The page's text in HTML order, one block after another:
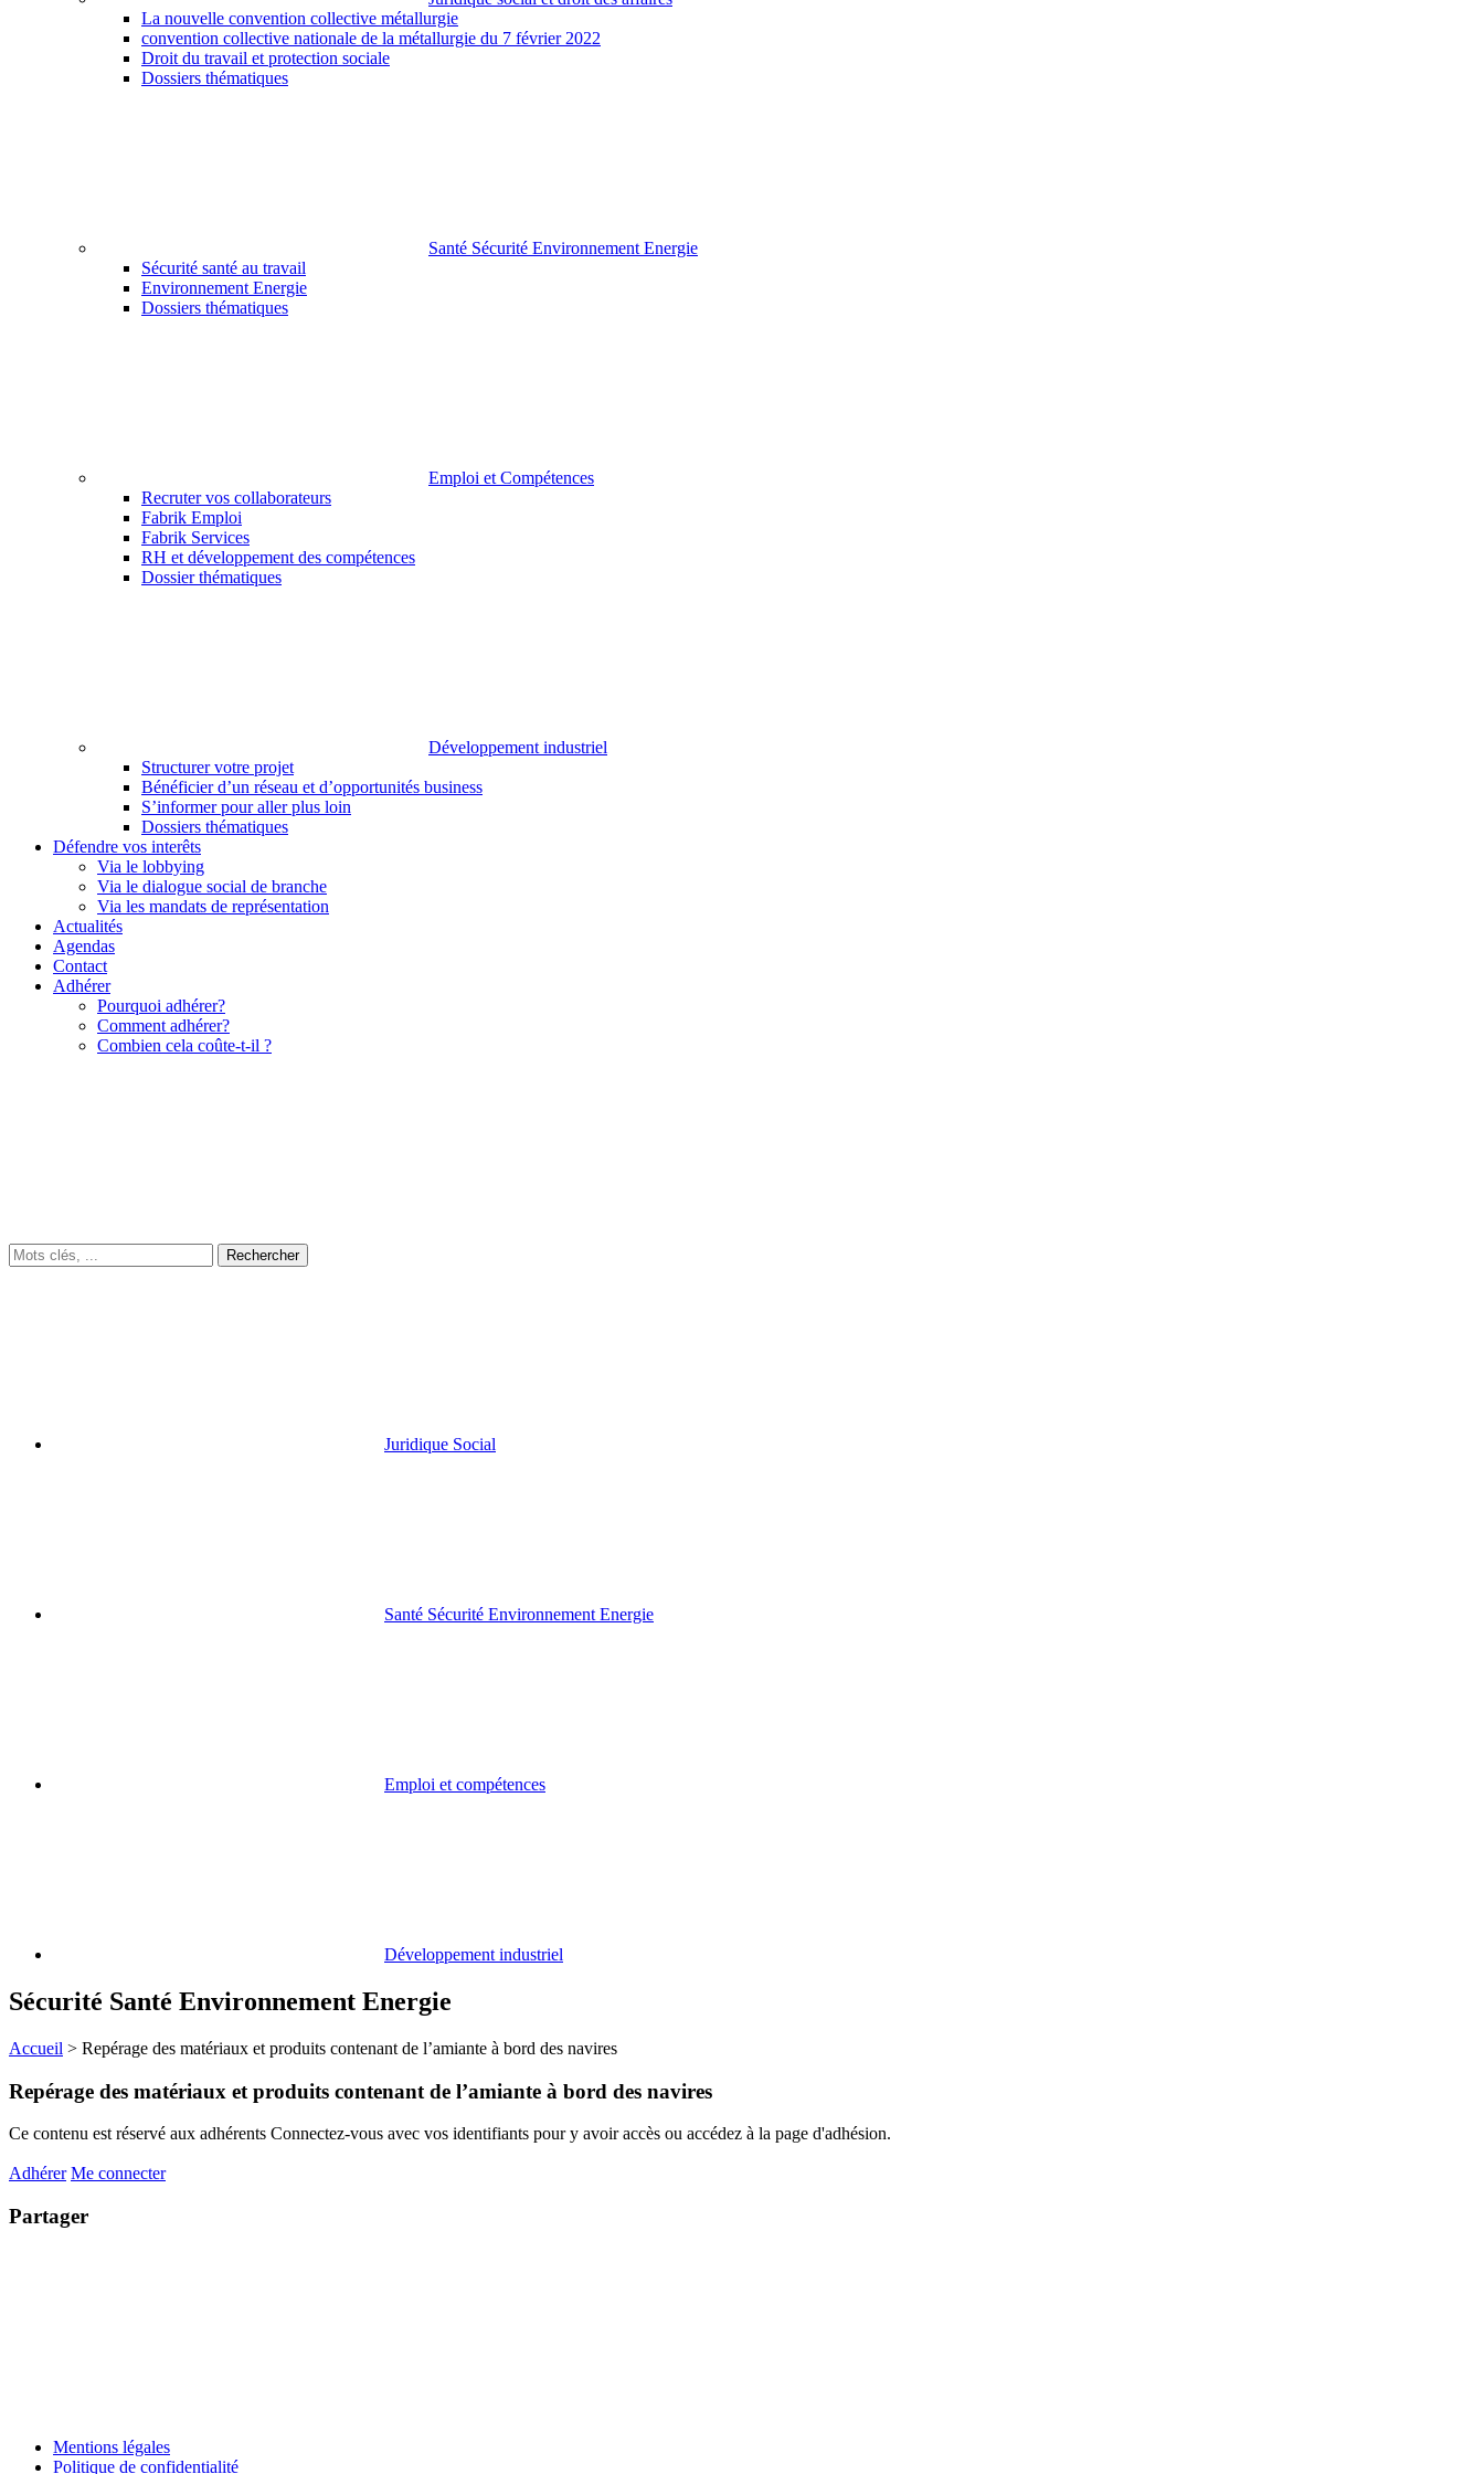
La nouvelle convention collective métallurgie
convention collective nationale de la métallurgie du 7 février 2022
Droit du travail et protection sociale
Dossiers thématiques
Santé Sécurité Environnement Energie
Sécurité santé au travail
Environnement Energie
Dossiers thématiques
Emploi et Compétences
Recruter vos collaborateurs
Fabrik Emploi
Fabrik Services
RH et développement des compétences
Dossier thématiques
Développement industriel
Structurer votre projet
Bénéficier d’un réseau et d’opportunités business
S’informer pour aller plus loin
Dossiers thématiques
Défendre vos interêts
Via le lobbying
Via le dialogue social de branche
Via les mandats de représentation
Actualités
Agendas
Contact
Adhérer
Pourquoi adhérer?
Comment adhérer?
Combien cela coûte-t-il ?
Juridique Social
Santé Sécurité Environnement Energie
Emploi et compétences
Développement industriel
Sécurité Santé Environnement Energie
Accueil > Repérage des matériaux et produits contenant de l’amiante à bord des navires
Repérage des matériaux et produits contenant de l’amiante à bord des navires
Ce contenu est réservé aux adhérents Connectez-vous avec vos identifiants pour y avoir accès ou accédez à la page d'adhésion.
Adhérer Me connecter
Partager
Mentions légales
Politique de confidentialité